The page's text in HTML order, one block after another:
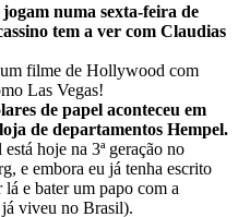
numa sexta-feira de
tem a ver com Claudias
filme de Hollywood com
Las Vegas!
de papel aconteceu em
de departamentos Hempel.
hoje na 3ª geração no
e embora eu já tenha escrito
e bater um papo com a
viveu no Brasil).